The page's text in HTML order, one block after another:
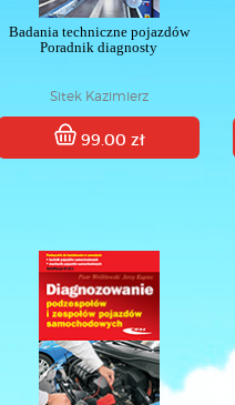
Badania techniczne pojazdów
Poradnik diagnosty
Sitek Kazimierz
99.00 zł